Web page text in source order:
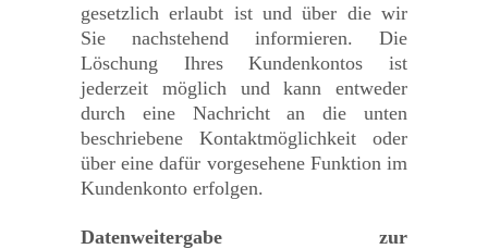
gesetzlich erlaubt ist und über die wir
Sie nachstehend informieren. Die
Löschung Ihres Kundenkontos ist
jederzeit möglich und kann entweder
durch eine Nachricht an die unten
beschriebene Kontaktmöglichkeit oder
über eine dafür vorgesehene Funktion im
Kundenkonto erfolgen.
Datenweitergabe zur